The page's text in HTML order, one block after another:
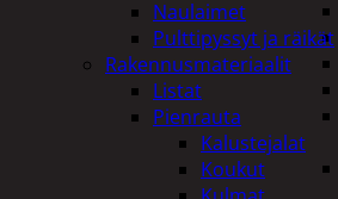
Naulaimet
Pulttipyssyt ja räikät
Rakennusmateriaalit
Listat
Pienrauta
Kalustejalat
Koukut